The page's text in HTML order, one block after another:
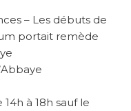
– Les débuts de
portait remède
à 18h sauf le